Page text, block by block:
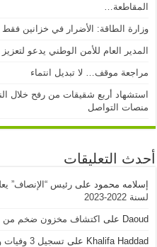
المقاطعة…
وزارة الطاقة: الأضرار في خزانين فقط
المدير العام للأمن الوطني يدعو
مراجعة موقف… لا تبديل انتماء
استشهاد أربع شقيقات من رفح خلال
منصات التواصل
أحدث التعليقات
إسلامه محمود علىرئيس “الإنصاف”
لسنة 2022-2023
Daoud على اكتشاف مخزون ضخم من
Khalifa Haddad على